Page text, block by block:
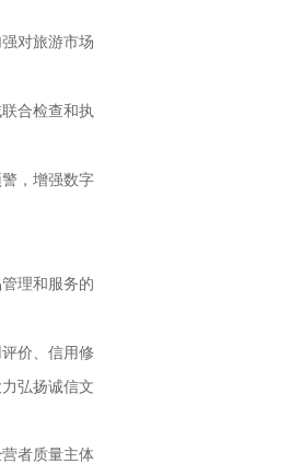
对旅游市场
合检查和执
，增强数字
理和服务的
价、信用修
弘扬诚信文
者质量主体